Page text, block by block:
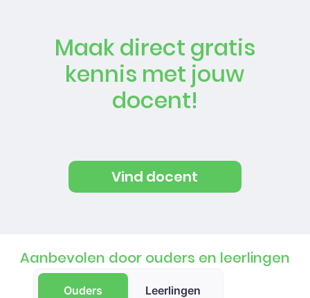
Maak direct gratis
kennis met jouw
docent!
Vind docent
Aanbevolen door ouders en leerlingen
Ouders Leerlingen